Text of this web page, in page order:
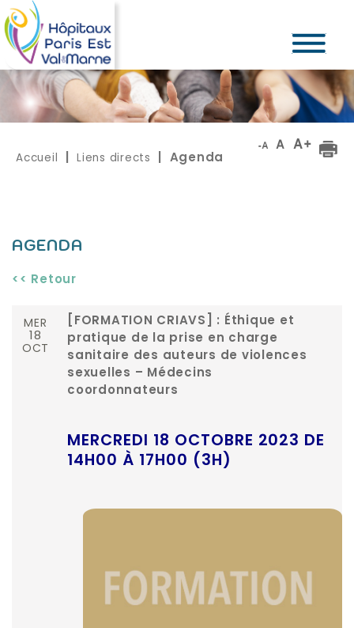
Accueil Liens directs | Agenda
AGENDA
<< Retour
MER
18
OCT
[FORMATION CRIAVS] : Éthique et
pratique de la prise en charge
sanitaire des auteurs de violences
sexuelles – Médecins
coordonnateurs
MERCREDI 18 OCTOBRE 2023 DE
14H00 À 17H00 (3H)